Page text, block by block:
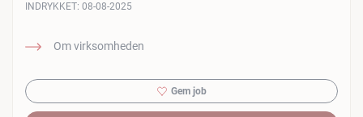
Om virksomheden
INDRYKKET: 08-08-2025
Gem job